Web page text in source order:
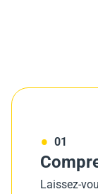
01
Laissez-